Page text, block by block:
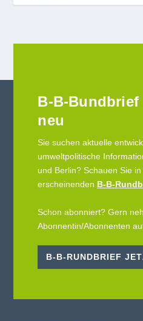
B-B-
neu
Sie suchen aktuelle
umweltpolitische
und Berlin? Schauen Sie
erscheinenden B-B-
Schon abonniert? Gern
Abonnentin/Abonnenten
B-B-RUNDBRIEF